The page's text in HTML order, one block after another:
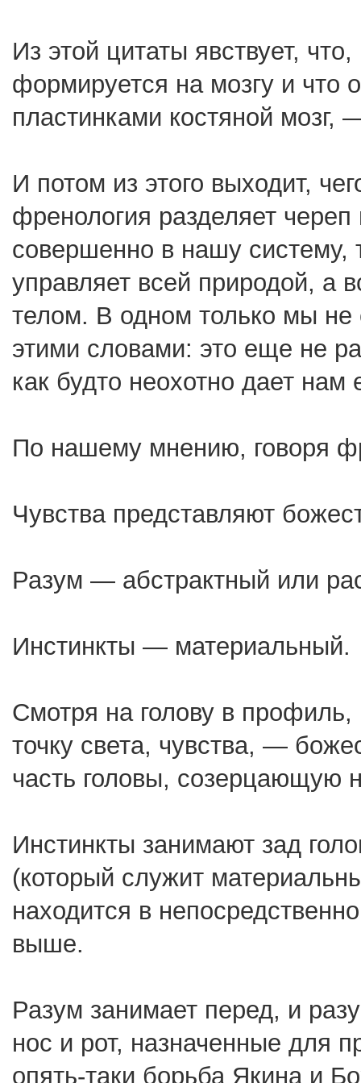
Из этой цитаты явствует,
формируется на мозгу и что
пластинками костяной мозг,
И потом из этого выходит,
френология разделяет
совершенно в нашу систему,
управляет всей природой, а
телом. В одном только мы не
этими словами: это еще не
как будто неохотно дает нам
По нашему мнению, говоря
Чувства представляют
Разум — абстрактный или
Инстинкты — материальный.
Смотря на голову в
точку света, чувства, —
часть головы, созерцающую
Инстинкты занимают зад
(который служит
находится в
выше.
Разум занимает перед, и
нос и рот, назначенные для
опять-таки борьба Якина и